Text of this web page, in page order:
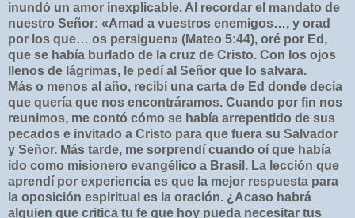
inundó un amor inexplicable. Al recordar el mandato de
nuestro Señor: «Amad a vuestros enemigos…, y orad
por los que… os persiguen» (Mateo 5:44), oré por Ed,
que se había burlado de la cruz de Cristo. Con los ojos
llenos de lágrimas, le pedí al Señor que lo salvara.
Más o menos al año, recibí una carta de Ed donde decía
que quería que nos encontráramos. Cuando por fin nos
reunimos, me contó cómo se había arrepentido de sus
pecados e invitado a Cristo para que fuera su Salvador
y Señor. Más tarde, me sorprendí cuando oí que había
ido como misionero evangélico a Brasil. La lección que
aprendí por experiencia es que la mejor respuesta para
la oposición espiritual es la oración. ¿Acaso habrá
alguien que critica tu fe que hoy pueda necesitar tus